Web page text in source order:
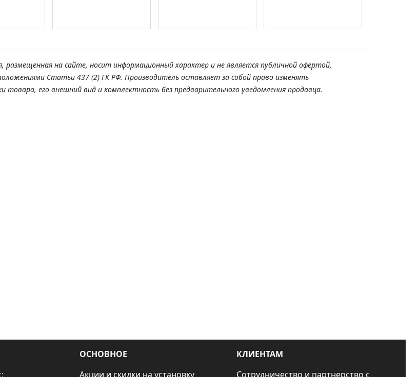
размещенная на сайте, носит информационный характер и не является публичной офертой,
Статьи 437 (2) ГК РФ. Производитель оставляет за собой право изменять
товара, его внешний вид и комплектность без предварительного уведомления продавца.
ОСНОВНОЕ
Акции и скидки на установку
КЛИЕНТАМ
Сотрудничество и партнерство с